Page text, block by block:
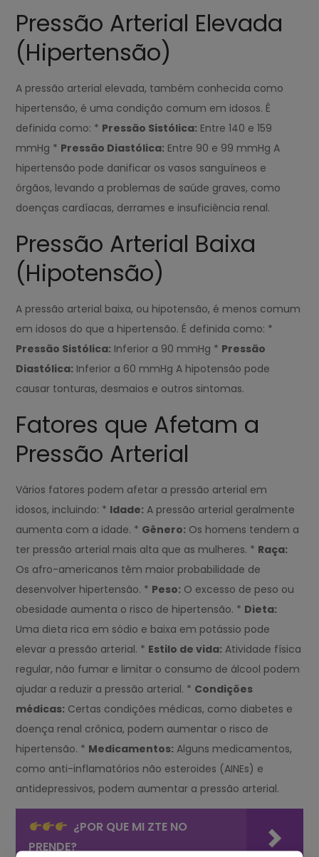
Pressão Arterial Elevada
(Hipertensão)
A pressão arterial elevada, também conhecida como
hipertensão, é uma condição comum em idosos. É
definida como: * Pressão Sistólica: Entre 140 e 159
mmHg * Pressão Diastólica: Entre 90 e 99 mmHg A
hipertensão pode danificar os vasos sanguíneos e
órgãos, levando a problemas de saúde graves, como
doenças cardíacas, derrames e insuficiência renal.
Pressão Arterial Baixa
(Hipotensão)
A pressão arterial baixa, ou hipotensão, é menos comum
em idosos do que a hipertensão. É definida como: *
Pressão Sistólica: Inferior a 90 mmHg * Pressão
Diastólica: Inferior a 60 mmHg A hipotensão pode
causar tonturas, desmaios e outros sintomas.
Fatores que Afetam a
Pressão Arterial
Vários fatores podem afetar a pressão arterial em
idosos, incluindo: * Idade: A pressão arterial geralmente
aumenta com a idade. * Gênero: Os homens tendem a
ter pressão arterial mais alta que as mulheres. * Raça:
Os afro-americanos têm maior probabilidade de
desenvolver hipertensão. * Peso: O excesso de peso ou
obesidade aumenta o risco de hipertensão. * Dieta:
Uma dieta rica em sódio e baixa em potássio pode
elevar a pressão arterial. * Estilo de vida: Atividade física
regular, não fumar e limitar o consumo de álcool podem
ajudar a reduzir a pressão arterial. * Condições
médicas: Certas condições médicas, como diabetes e
doença renal crônica, podem aumentar o risco de
hipertensão. * Medicamentos: Alguns medicamentos,
como anti-inflamatórios não esteroides (AINEs) e
antidepressivos, podem aumentar a pressão arterial.
¿POR QUE MI ZTE NO
PRENDE?